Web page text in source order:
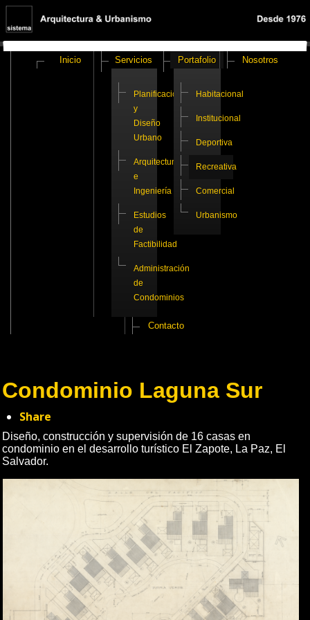
Inicio Servicios
Planificación
y
Diseño
Urbano
Arquitectura
e
Ingeniería
Estudios
de
Factibilidad
Administración
de
Condominios
Portafolio
Habitacional
Institucional
Deportiva
Recreativa
Comercial
Urbanismo
Nosotros
Contacto
Condominio Laguna Sur
Share
Diseño, construcción y supervisión de 16 casas en
condominio en el desarrollo turístico El Zapote, La Paz, El
Salvador.